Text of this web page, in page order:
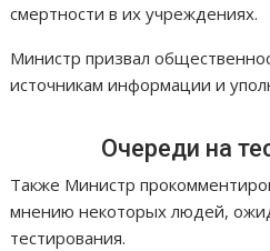
смертности в их учреждениях.
Министр призвал
источникам информации и
Очереди на
Также Министр
мнению некоторых людей,
тестирования.